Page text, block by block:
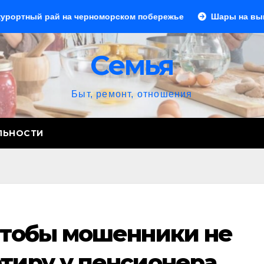
побережье Шары на выпускной: создаем
Семья
Быт, ремонт, отношения
мошенники не